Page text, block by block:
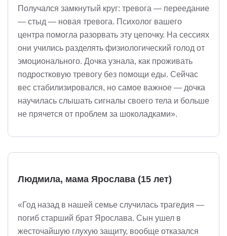
Получался замкнутый круг: тревога — переедание
— стыд — новая тревога. Психолог вашего
центра помогла разорвать эту цепочку. На сессиях
они учились разделять физиологический голод от
эмоционального. Дочка узнала, как проживать
подростковую тревогу без помощи еды. Сейчас
вес стабилизировался, но самое важное — дочка
научилась слышать сигналы своего тела и больше
не прячется от проблем за шоколадками».
Людмила, мама Ярослава (15 лет)
«Год назад в нашей семье случилась трагедия —
погиб старший брат Ярослава. Сын ушел в
жесточайшую глухую защиту, вообще отказался